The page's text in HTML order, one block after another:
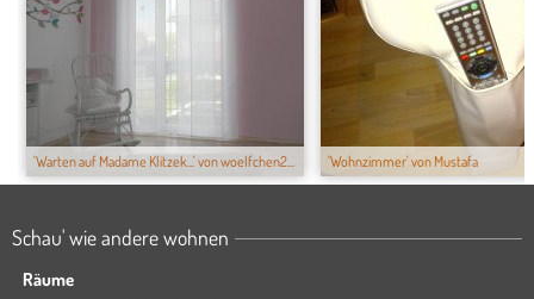
'Warten auf Madame Klitzek...' von woelfchen2... 'Wohnzimmer' von Mustafa
Schau' wie andere wohnen
Räume